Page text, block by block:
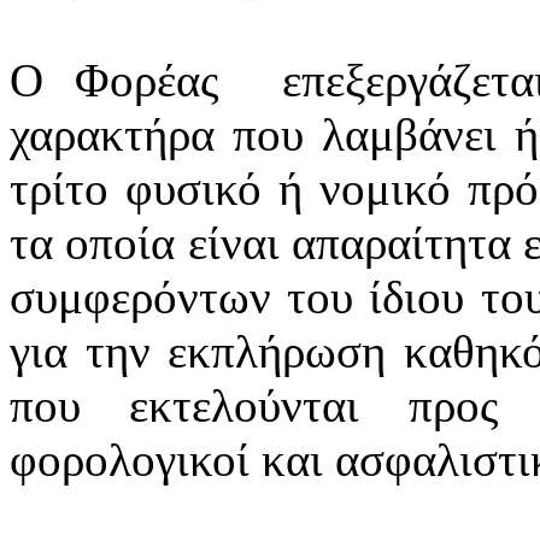
Ο Φορέας
χαρακτήρα που λαμβάνει
τρίτο φυσικό ή νομικό
τα οποία είναι απαραίτητα
συμφερόντων του ίδιου
για την εκπλήρωση
που εκτελούνται
φορολογικοί και